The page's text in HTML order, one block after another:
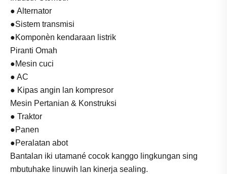
● Alternator
●Sistem transmisi
●Komponèn kendaraan listrik
Piranti Omah
●Mesin cuci
● AC
● Kipas angin lan kompresor
Mesin Pertanian & Konstruksi
● Traktor
●Panen
●Peralatan abot
Bantalan iki utamané cocok kanggo lingkungan sing
mbutuhake linuwih lan kinerja sealing.